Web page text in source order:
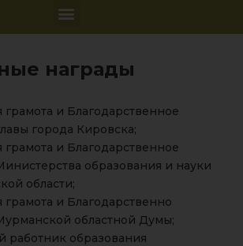
награды
грамота и Благодарственное
города Кировска;
грамота и Благодарственное
образования и науки
области;
грамота и Благодарственно
областной Думы;
работник образования